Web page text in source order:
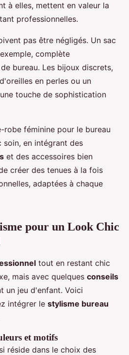
à elles, mettent en valeur la
professionnelles.
pas être négligés. Un sac
complète
bureau. Les bijoux discrets,
en perles ou un
touche de sophistication
robe féminine pour le bureau
en intégrant des
et des accessoires bien
créer des tenues à la fois
adaptées à chaque
pour un Look Chic
tout en restant chic
mais avec quelques conseils
un jeu d'enfant. Voici
intégrer le stylisme bureau
et motifs
réside dans le choix des